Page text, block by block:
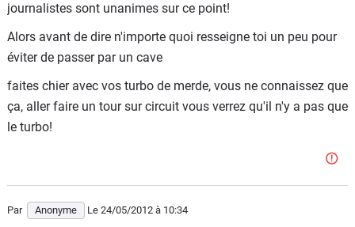
journalistes sont unanimes sur ce point!
Alors avant de dire n'importe quoi resseigne toi un peu pour
éviter de passer par un cave
faites chier avec vos turbo de merde, vous ne connaissez que
ça, aller faire un tour sur circuit vous verrez qu'il n'y a pas que
le turbo!
Par Anonyme Le 24/05/2012 à 10:34